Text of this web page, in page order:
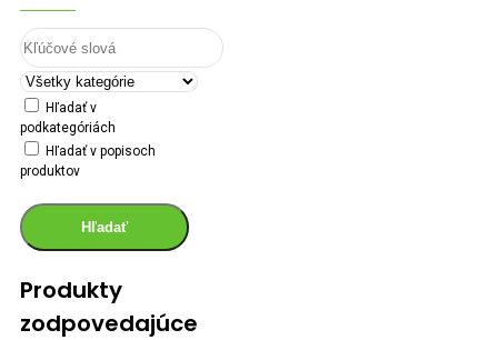
Hľadať v
podkategóriách
Hľadať v popisoch
produktov
Hľadať
Produkty
zodpovedajúce